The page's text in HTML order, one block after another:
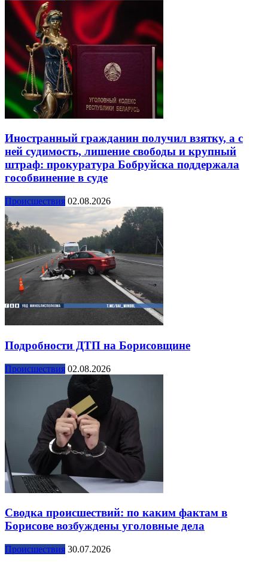
Иностранный гражданин получил взятку, а с
ней судимость, лишение свободы и крупный
штраф: прокуратура Бобруйска поддержала
гособвинение в суде
Происшествия 02.08.2026
Подробности ДТП на Борисовщине
Происшествия 02.08.2026
Сводка происшествий: по каким фактам в
Борисове возбуждены уголовные дела
Происшествия 30.07.2026